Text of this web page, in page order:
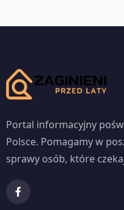
Portal informacyjny
Polsce. Pomagamy w
sprawy osób, które